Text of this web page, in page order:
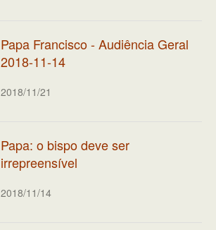
Papa Francisco - Audiência Geral
2018-11-14
2018/11/21
Papa: o bispo deve ser
irrepreensível
2018/11/14